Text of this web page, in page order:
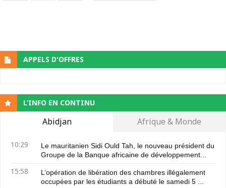
APPELS D'OFFRES
L’INFO EN CONTINU
Abidjan Afrique & Monde
10:29
Le mauritanien Sidi Ould Tah, le nouveau président du
Groupe de la Banque africaine de développement...
15:58
L’opération de libération des chambres illégalement
occupées par les étudiants a débuté le samedi 5 ...